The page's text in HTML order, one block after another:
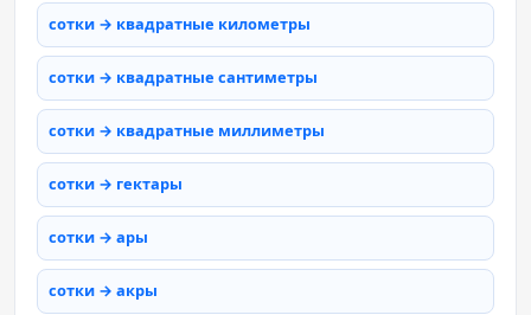
сотки → квадратные километры
сотки → квадратные сантиметры
сотки → квадратные миллиметры
сотки → гектары
сотки → ары
сотки → акры